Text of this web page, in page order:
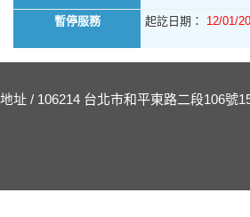
暫停服務 起訖日期： 12/01/
地址 / 106214 台北市和平東路二段106號